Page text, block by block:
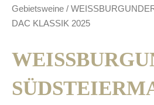
Gebietsweine /
DAC KLASSIK 2025